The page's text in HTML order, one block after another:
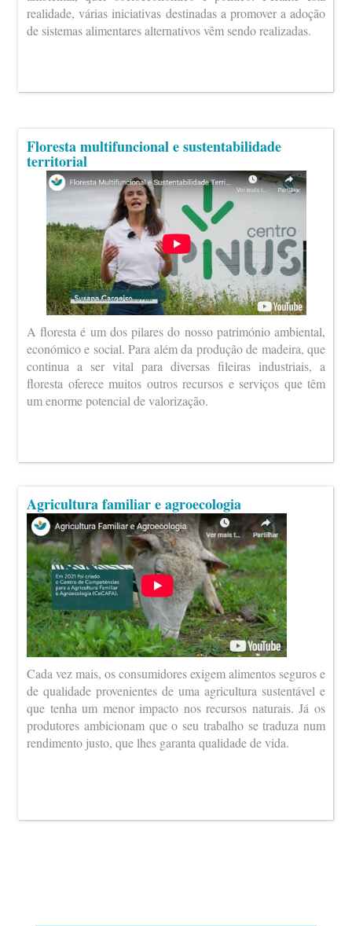
realidade, várias iniciativas destinadas a promover a adoção
de sistemas alimentares alternativos vêm sendo realizadas.
Floresta multifuncional e sustentabilidade
territorial
A floresta é um dos pilares do nosso património ambiental,
económico e social. Para além da produção de madeira, que
continua a ser vital para diversas fileiras industriais, a
floresta oferece muitos outros recursos e serviços que têm
um enorme potencial de valorização.
Agricultura familiar e agroecologia
Cada vez mais, os consumidores exigem alimentos seguros e
de qualidade provenientes de uma agricultura sustentável e
que tenha um menor impacto nos recursos naturais. Já os
produtores ambicionam que o seu trabalho se traduza num
rendimento justo, que lhes garanta qualidade de vida.